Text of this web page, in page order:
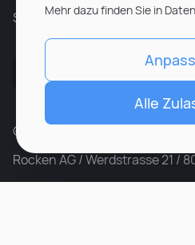
Sitemap
© ROCKEN 2026. All rights
Rocken AG / Werdstrasse 21 /
Mehr dazu finden Sie in
Alle